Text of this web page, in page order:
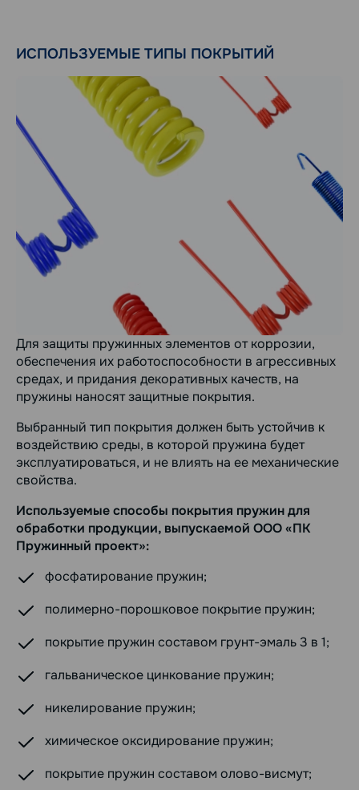
ИСПОЛЬЗУЕМЫЕ ТИПЫ ПОКРЫТИЙ
Для защиты пружинных элементов от коррозии,
обеспечения их работоспособности в агрессивных
средах, и придания декоративных качеств, на
пружины наносят защитные покрытия.
Выбранный тип покрытия должен быть устойчив к
воздействию среды, в которой пружина будет
эксплуатироваться, и не влиять на ее механические
свойства.
Используемые способы покрытия пружин для
обработки продукции, выпускаемой ООО «ПК
Пружинный проект»:
фосфатирование пружин;
полимерно-порошковое покрытие пружин;
покрытие пружин составом грунт-эмаль 3 в 1;
гальваническое цинкование пружин;
никелирование пружин;
химическое оксидирование пружин;
покрытие пружин составом олово-висмут;